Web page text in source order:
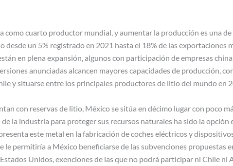
como cuarto productor mundial, y aumentar la producción es una
desde un 5% registrado en 2021 hasta el 18% de las exportaciones
en plena expansión, algunos con participación de empresas
anunciadas alcancen mayores capacidades de producción,
y situarse entre los principales productores de litio del mundo en
con reservas de litio, México se sitúa en décimo lugar con poco
la industria para proteger sus recursos naturales ha sido la opción
este metal en la fabricación de coches eléctricos y
le permitiría a México beneficiarse de las subvenciones propuestas
Unidos, exenciones de las que no podrá participar ni Chile ni